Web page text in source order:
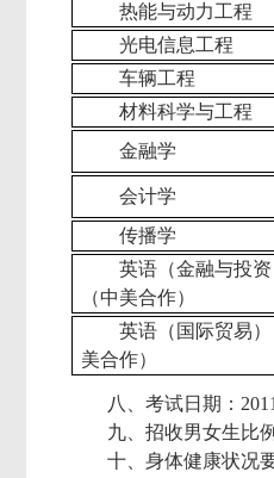
热能与动力工程
光电信息工程
车辆工程
材料科学与工程
金融学
会计学
传播学
英语（金融与投资
（中美合作）
英语（国际贸易）
美合作）
八、考试日期：
九、招收男女生比
十、身体健康状况